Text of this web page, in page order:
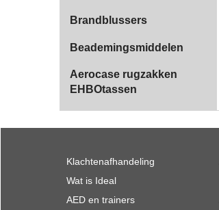
Brandblussers
Beademingsmiddelen
Aerocase rugzakken
EHBOtassen
Klachtenafhandeling
Wat is Ideal
AED en trainers